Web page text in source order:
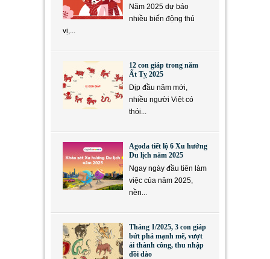
Năm 2025 dự báo
nhiều biến động thú
vị,...
12 con giáp trong năm
Ất Tỵ 2025
Dịp đầu năm mới,
nhiều người Việt có
thói...
Agoda tiết lộ 6 Xu hướng
Du lịch năm 2025
Ngay ngày đầu tiên làm
việc của năm 2025,
nền...
Tháng 1/2025, 3 con giáp
bứt phá mạnh mẽ, vượt
ải thành công, thu nhập
dồi dào